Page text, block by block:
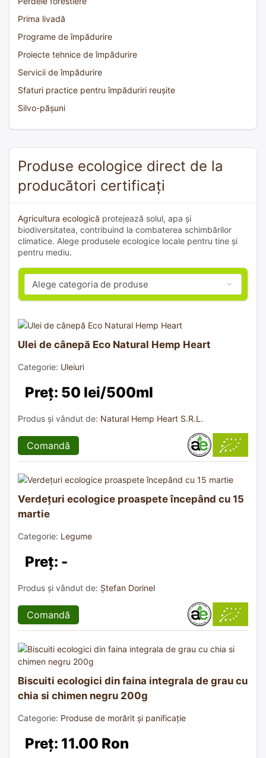
Prima livadă
Programe de împădurire
Proiecte tehnice de împădurire
Servicii de împădurire
Sfaturi practice pentru împăduriri reușite
Silvo-pășuni
Produse ecologice direct de la
producători certificați
Agricultura ecologică protejează solul, apa și
biodiversitatea, contribuind la combaterea schimbărilor
climatice. Alege produsele ecologice locale pentru tine și
pentru mediu.
Ulei de cânepă Eco Natural Hemp Heart
Categorie: Uleiuri
Preț: 50 lei/500ml
Produs și vândut de: Natural Hemp Heart S.R.L.
Comandă
Verdețuri ecologice proaspete începând cu 15
martie
Categorie: Legume
Preț: -
Produs și vândut de: Ștefan Dorinel
Comandă
Biscuiti ecologici din faina integrala de grau cu
chia si chimen negru 200g
Categorie: Produse de morărit și panificație
Preț: 11.00 Ron